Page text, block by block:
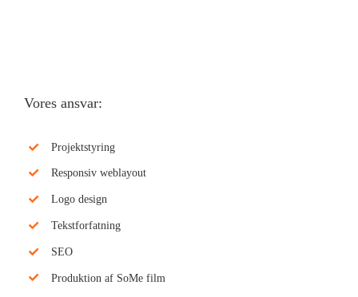
Vores ansvar:
Projektstyring
Responsiv weblayout
Logo design
Tekstforfatning
SEO
Produktion af SoMe film